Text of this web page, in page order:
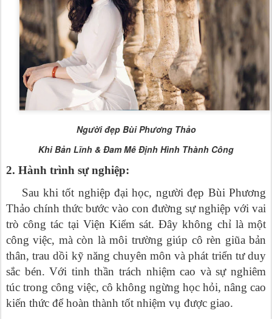
Người đẹp Bùi Phương Thảo
Khi Bản Lĩnh & Đam Mê Định Hình Thành Công
2. Hành trình sự nghiệp:
Sau khi tốt nghiệp đại học, người đẹp Bùi Phương
Thảo chính thức bước vào con đường sự nghiệp với vai
trò công tác tại Viện Kiểm sát. Đây không chỉ là một
công việc, mà còn là môi trường giúp cô rèn giũa bản
thân, trau dồi kỹ năng chuyên môn và phát triển tư duy
sắc bén. Với tinh thần trách nhiệm cao và sự nghiêm
túc trong công việc, cô không ngừng học hỏi, nâng cao
kiến thức để hoàn thành tốt nhiệm vụ được giao.